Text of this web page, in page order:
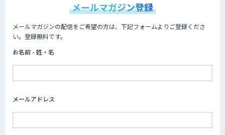
メールマガジン登録
メールマガジンの配信をご希望の方は、下記フォームよりご登録くださ
い。登録無料です。
お名前 - 姓・名
メールアドレス